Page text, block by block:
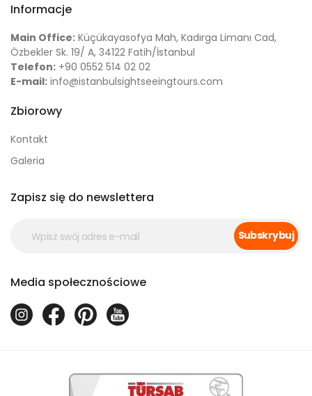
Informacje
Main Office: Küçükayasofya Mah, Kadırga Limanı Cad,
Özbekler Sk. 19/ A, 34122 Fatih/İstanbul
Telefon: +90 0552 514 02 02
E-mail: info@istanbulsightseeingtours.com
Zbiorowy
Kontakt
Galeria
Zapisz się do newslettera
Subskrybuj
Media społecznościowe